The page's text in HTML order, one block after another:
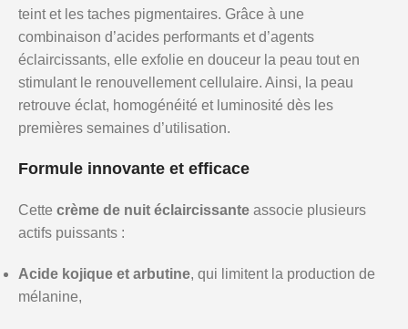
teint et les taches pigmentaires. Grâce à une
combinaison d’acides performants et d’agents
éclaircissants, elle exfolie en douceur la peau tout en
stimulant le renouvellement cellulaire. Ainsi, la peau
retrouve éclat, homogénéité et luminosité dès les
premières semaines d’utilisation.
Formule innovante et efficace
Cette crème de nuit éclaircissante associe plusieurs
actifs puissants :
Acide kojique et arbutine, qui limitent la production de
mélanine,